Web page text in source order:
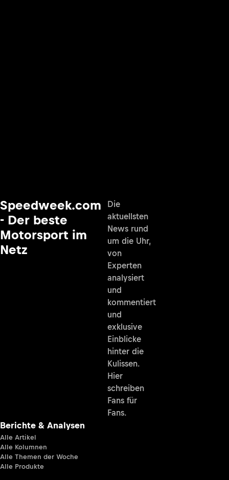
Speedweek.com
- Der beste
Motorsport im
Netz
Die
aktuellsten
News rund
um die Uhr,
von
Experten
analysiert
und
kommentiert
und
exklusive
Einblicke
hinter die
Kulissen.
Hier
schreiben
Fans für
Fans.
Berichte & Analysen
Alle Artikel
Alle Kolumnen
Alle Themen der Woche
Alle Produkte